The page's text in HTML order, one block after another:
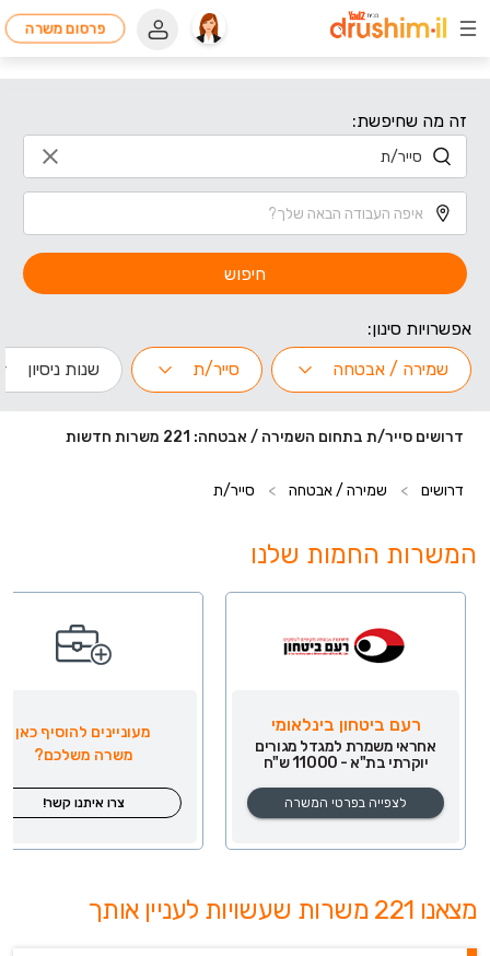
פרסום משרה
זה מה שחיפשת:
חיפוש
אפשרויות סינון:
שמירה / אבטחה
סייר/ת שנות ניסיון
דרושים סייר/ת בתחום השמירה / אבטחה: 221 משרות חדשות
דרושים > שמירה / אבטחה > סייר/ת
המשרות החמות שלנו
רעם ביטחון בינלאומי
אחראי משמרת למגדל מגורים
יוקרתי בת"א - 11000 ש"ח
לצפייה בפרטי המשרה
מעוניינים להוסיף כאן
משרה משלכם?
צרו איתנו קשר!
מצאנו 221 משרות שעשויות לעניין אותך